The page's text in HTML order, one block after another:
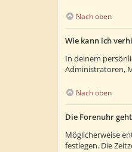
Nach oben
Wie kann ich
In deinem
Administratoren,
Nach oben
Die Forenuhr
Möglicherweise
festlegen. Die